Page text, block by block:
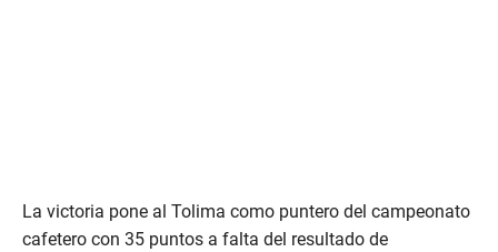
La victoria pone al Tolima como puntero del campeonato
cafetero con 35 puntos a falta del resultado de